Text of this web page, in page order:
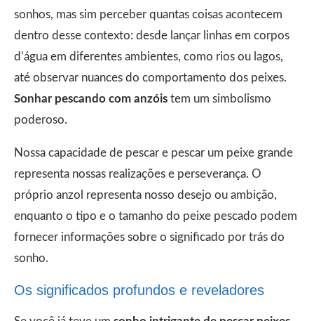
sonhos, mas sim perceber quantas coisas acontecem
dentro desse contexto: desde lançar linhas em corpos
d’água em diferentes ambientes, como rios ou lagos,
até observar nuances do comportamento dos peixes.
Sonhar pescando com anzóis tem um simbolismo
poderoso.
Nossa capacidade de pescar e pescar um peixe grande
representa nossas realizações e perseverança. O
próprio anzol representa nosso desejo ou ambição,
enquanto o tipo e o tamanho do peixe pescado podem
fornecer informações sobre o significado por trás do
sonho.
Os significados profundos e reveladores